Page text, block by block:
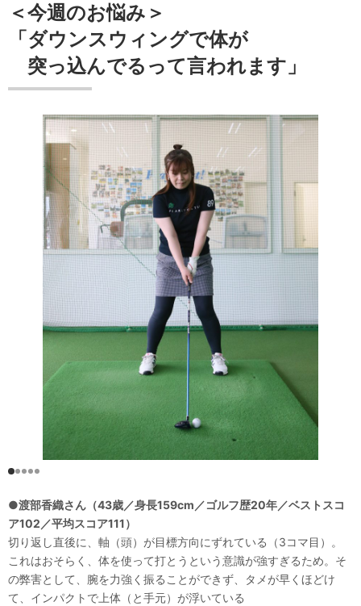
＜今週のお悩み＞
「ダウンスウィングで体が
突っ込んでるって言われます」
●渡部香織さん（43歳／身長159cm／ゴルフ歴20年／ベストスコ
ア102／平均スコア111）
切り返し直後に、軸（頭）が目標方向にずれている（3コマ目）。
これはおそらく、体を使って打とうという意識が強すぎるため。そ
の弊害として、腕を力強く振ることができず、タメが早くほどけ
て、インパクトで上体（と手元）が浮いている